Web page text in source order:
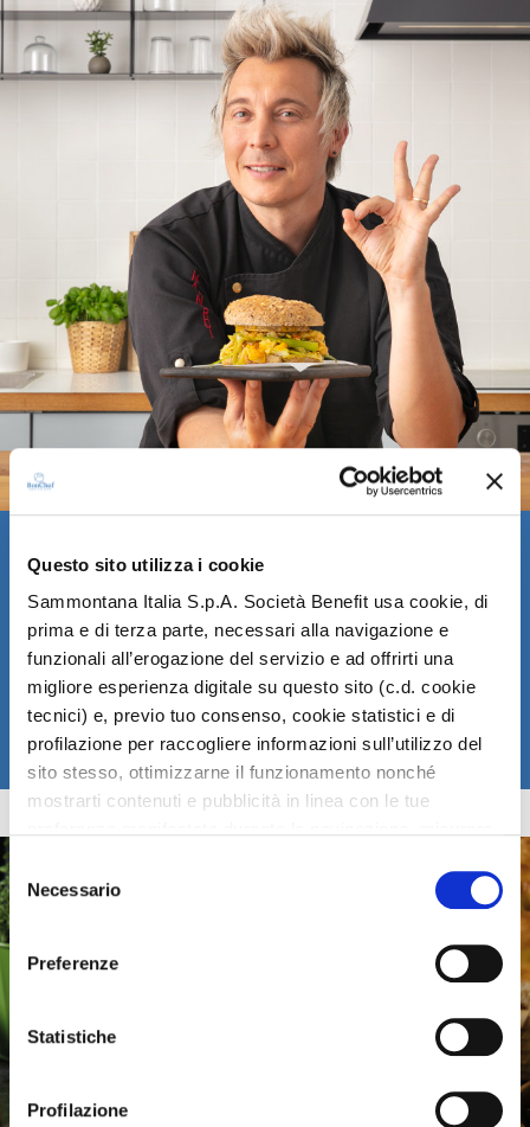
Questo sito utilizza i cookie
Sammontana Italia S.p.A. Società Benefit usa cookie, di
prima e di terza parte, necessari alla navigazione e
funzionali all’erogazione del servizio e ad offrirti una
migliore esperienza digitale su questo sito (c.d. cookie
tecnici) e, previo tuo consenso, cookie statistici e di
profilazione per raccogliere informazioni sull’utilizzo del
sito stesso, ottimizzarne il funzionamento nonché
mostrarti contenuti e pubblicità in linea con le tue
retargeting degli annunci.
Sammontana Italia S.p.A. Società Benefit non utilizza
cookie che consentono al sito di ricordare le informazioni
presenta (cookie di preferenze).
navigazione con i soli cookie necessari oppure
Selezione
del
consenso
Necessario
Preferenze
Statistiche
Profilazione
VIDEOCONSIGLI
"La cucina è presente nel quotidiano di ognuno di noi" è questo il punto di
incontro tra il cuoco atomico per eccellenza e le soluzioni Bonchef per
snack e pasti veloci.
SCOPRI TUTTE LE RICETTE